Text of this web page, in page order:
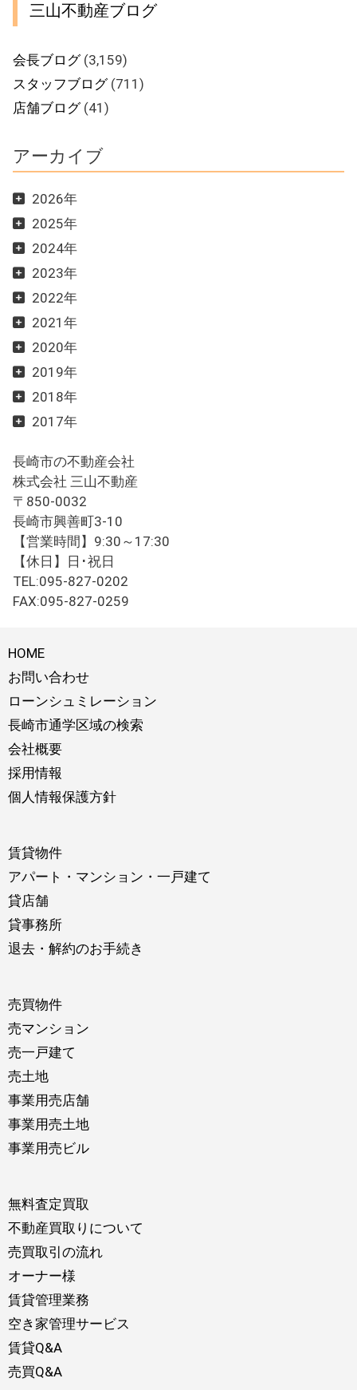
三山不動産ブログ
会長ブログ(3,159)
スタッフブログ(711)
店舗ブログ(41)
アーカイブ
2026年
2025年
2024年
2023年
2022年
2021年
2020年
2019年
2018年
2017年
長崎市の不動産会社
株式会社 三山不動産
〒850-0032
長崎市興善町3-10
【営業時間】9:30～17:30
【休日】日･祝日
TEL:095-827-0202
FAX:095-827-0259
HOME
お問い合わせ
ローンシュミレーション
長崎市通学区域の検索
会社概要
採用情報
個人情報保護方針
賃貸物件
アパート・マンション・一戸建て
貸店舗
貸事務所
退去・解約のお手続き
売買物件
売マンション
売一戸建て
売土地
事業用売店舗
事業用売土地
事業用売ビル
無料査定買取
不動産買取りについて
売買取引の流れ
オーナー様
賃貸管理業務
空き家管理サービス
賃貸Q&A
売買Q&A